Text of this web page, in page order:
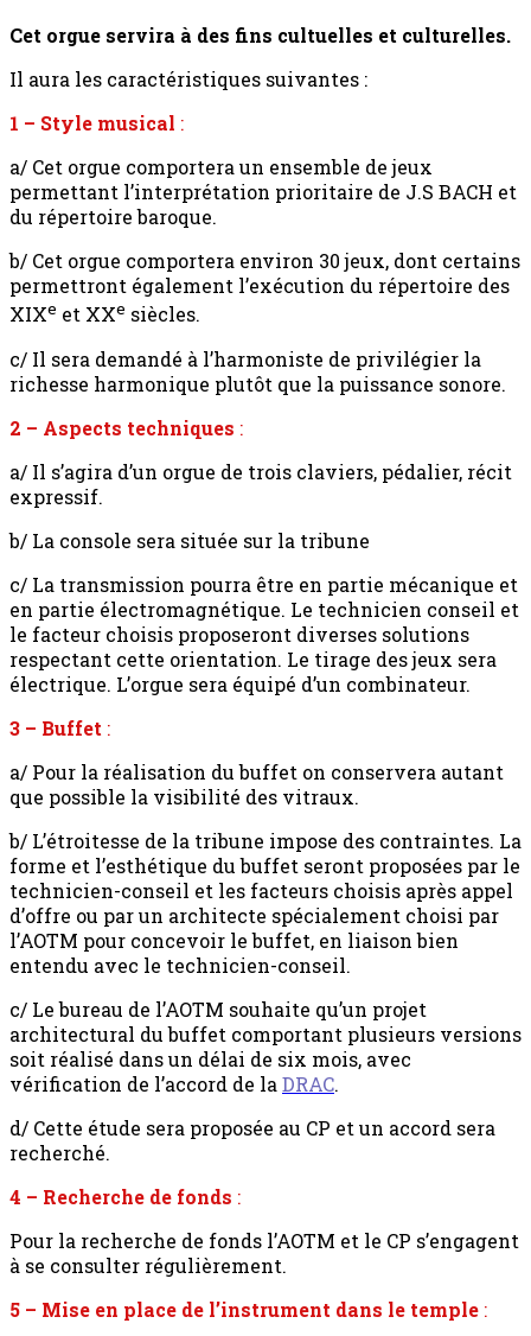
Cet orgue servira à des fins cultuelles et culturelles.
Il aura les caractéristiques suivantes :
1 – Style musical :
a/ Cet orgue comportera un ensemble de jeux
permettant l’interprétation prioritaire de J.S BACH et
du répertoire baroque.
b/ Cet orgue comportera environ 30 jeux, dont certains
permettront également l’exécution du répertoire des
XIXe et XXe siècles.
c/ Il sera demandé à l’harmoniste de privilégier la
richesse harmonique plutôt que la puissance sonore.
2 – Aspects techniques :
a/ Il s’agira d’un orgue de trois claviers, pédalier, récit
expressif.
b/ La console sera située sur la tribune
c/ La transmission pourra être en partie mécanique et
en partie électromagnétique. Le technicien conseil et
le facteur choisis proposeront diverses solutions
respectant cette orientation. Le tirage des jeux sera
électrique. L’orgue sera équipé d’un combinateur.
3 – Buffet :
a/ Pour la réalisation du buffet on conservera autant
que possible la visibilité des vitraux.
b/ L’étroitesse de la tribune impose des contraintes. La
forme et l’esthétique du buffet seront proposées par le
technicien-conseil et les facteurs choisis après appel
d’offre ou par un architecte spécialement choisi par
l’AOTM pour concevoir le buffet, en liaison bien
entendu avec le technicien-conseil.
c/ Le bureau de l’AOTM souhaite qu’un projet
architectural du buffet comportant plusieurs versions
soit réalisé dans un délai de six mois, avec
vérification de l’accord de la DRAC.
d/ Cette étude sera proposée au CP et un accord sera
recherché.
4 – Recherche de fonds :
Pour la recherche de fonds l’AOTM et le CP s’engagent
à se consulter régulièrement.
5 – Mise en place de l’instrument dans le temple :